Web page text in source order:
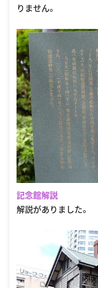
りません。
記念館解説
解説がありました。